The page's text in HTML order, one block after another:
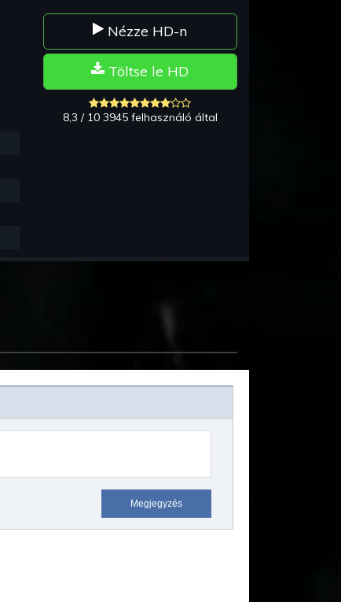
Nézze HD-n
Töltse le HD
8,3 / 10 3945 felhasználó által
Megjegyzés